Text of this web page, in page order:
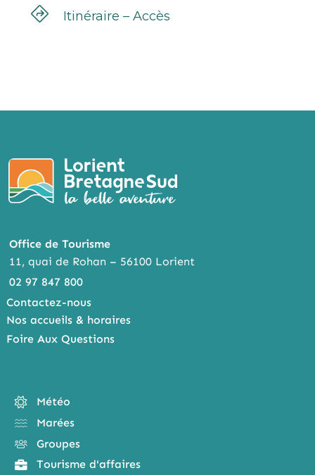
Itinéraire – Accès
Office de Tourisme
11, quai de Rohan – 56100 Lorient
02 97 847 800
Contactez-nous
Nos accueils & horaires
Foire Aux Questions
Météo
Marées
Groupes
Tourisme d'affaires